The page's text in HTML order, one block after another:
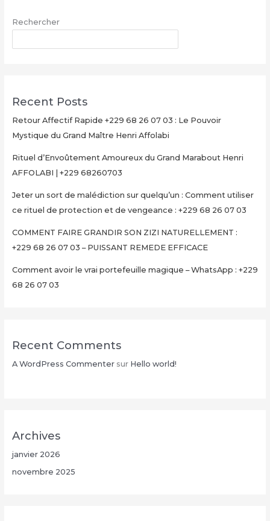
68
07
REMEDE
EFFICACE
Rechercher
Recent Posts
Retour Affectif Rapide +229 68 26 07 03 : Le Pouvoir
Mystique du Grand Maître Henri Affolabi
Rituel d’Envoûtement Amoureux du Grand Marabout Henri
AFFOLABI | +229 68260703
Jeter un sort de malédiction sur quelqu’un : Comment utiliser
ce rituel de protection et de vengeance : +229 68 26 07 03
COMMENT FAIRE GRANDIR SON ZIZI NATURELLEMENT :
+229 68 26 07 03 – PUISSANT REMEDE EFFICACE
Comment avoir le vrai portefeuille magique – WhatsApp : +229
68 26 07 03
Recent Comments
A WordPress Commentersur Hello world!
Archives
janvier 2026
novembre 2025